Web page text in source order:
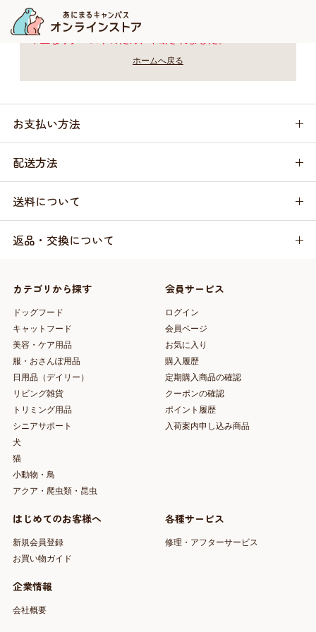
ホームへ戻る
お支払い方法
配送方法
送料について
返品・交換について
カテゴリから探す
ドッグフード
キャットフード
美容・ケア用品
服・おさんぽ用品
日用品（デイリー）
リビング雑貨
トリミング用品
シニアサポート
犬
猫
小動物・鳥
アクア・爬虫類・昆虫
会員サービス
ログイン
会員ページ
お気に入り
購入履歴
定期購入商品の確認
クーポンの確認
ポイント履歴
入荷案内申し込み商品
はじめてのお客様へ
新規会員登録
お買い物ガイド
各種サービス
修理・アフターサービス
企業情報
会社概要